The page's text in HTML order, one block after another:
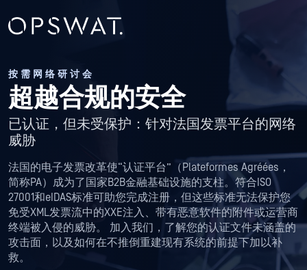
按需网络研讨会
超越合规的安全
已认证，但未受保护：针对法国发票平台的网络
威胁
法国的电子发票改革使“认证平台”（Plateformes Agréées，
简称PA）成为了国家B2B金融基础设施的支柱。符合ISO
27001和eIDAS标准可助您完成注册，但这些标准无法保护您
免受XML发票流中的XXE注入、带有恶意软件的附件或运营商
终端被入侵的威胁。 加入我们，了解您的认证文件未涵盖的
攻击面，以及如何在不推倒重建现有系统的前提下加以补
救。